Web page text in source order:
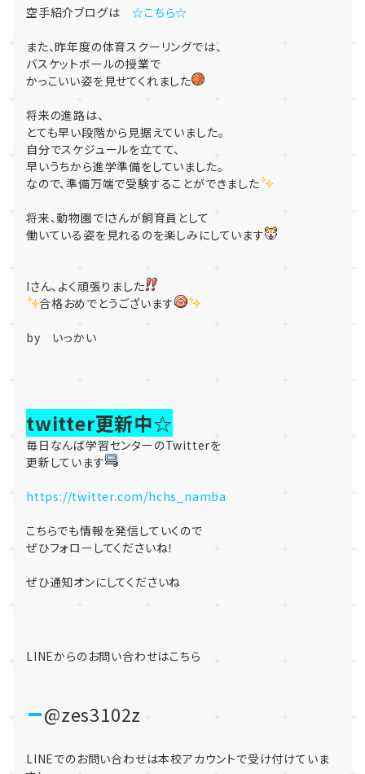
空手紹介ブログは☆こちら☆
また、昨年度の体育スクーリングでは、
バスケットボールの授業で
かっこいい姿を見せてくれました
将来の進路は、
とても早い段階から見据えていました。
自分でスケジュールを立てて、
早いうちから進学準備をしていました。
なので、準備万端で受験することができました
将来、動物園でIさんが飼育員として
働いている姿を見れるのを楽しみにしています
Iさん、よく頑張りました
合格おめでとうございます
by いっかい
twitter更新中☆
毎日なんば学習センターのTwitterを
更新しています
https://twitter.com/hchs_namba
こちらでも情報を発信していくので
ぜひフォローしてくださいね！
ぜひ通知オンにしてくださいね
LINEからのお問い合わせはこちら
@zes3102z
LINEでのお問い合わせは本校アカウントで受け付けていま